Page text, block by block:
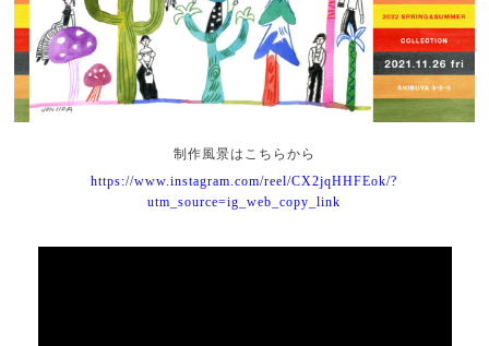
制作風景はこちらから
https://www.instagram.com/reel/CX2jqHHFEok/?
utm_source=ig_web_copy_link